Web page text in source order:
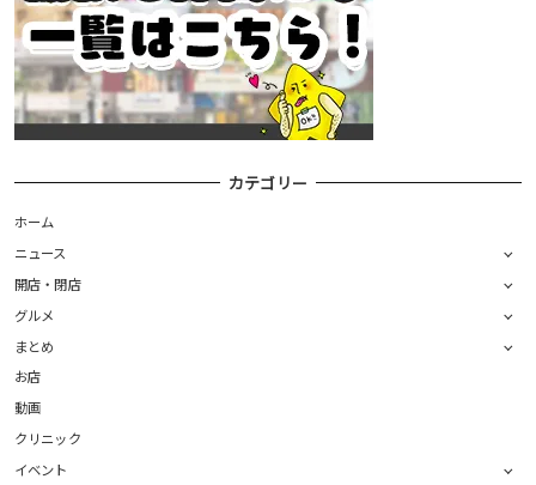
カテゴリー
ホーム
ニュース
開店・閉店
グルメ
まとめ
お店
動画
クリニック
イベント